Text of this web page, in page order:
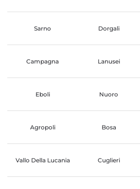
Sarno Dorgali
Campagna Lanusei
Eboli Nuoro
Agropoli Bosa
Vallo Della Lucania Cuglieri